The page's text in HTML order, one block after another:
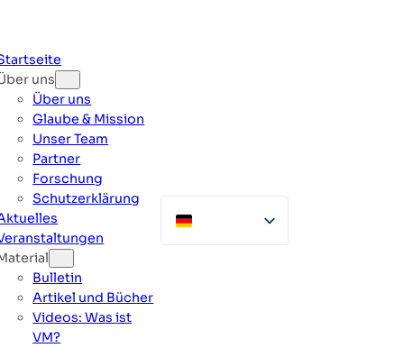
springen
uns
Über uns
Glaube & Mission
Unser Team
Partner
Forschung
Schutzerklärung
Bulletin
Artikel und Bücher
Videos: Was ist
VM?